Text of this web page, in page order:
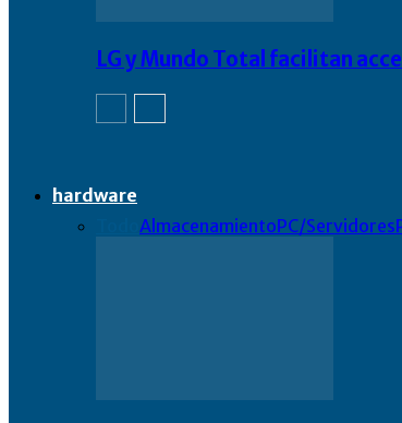
LG y Mundo Total facilitan
hardware
AlmacenamientoPC/Servidores